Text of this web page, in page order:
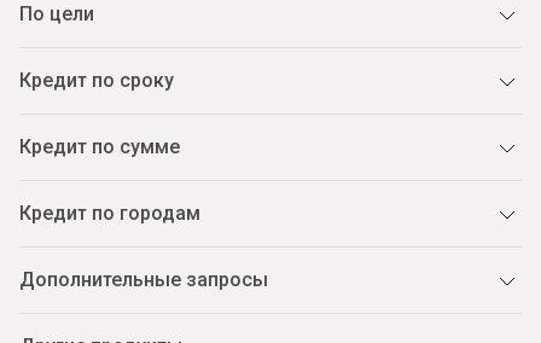
По цели
Кредит по сроку
Кредит по сумме
Кредит по городам
Дополнительные запросы